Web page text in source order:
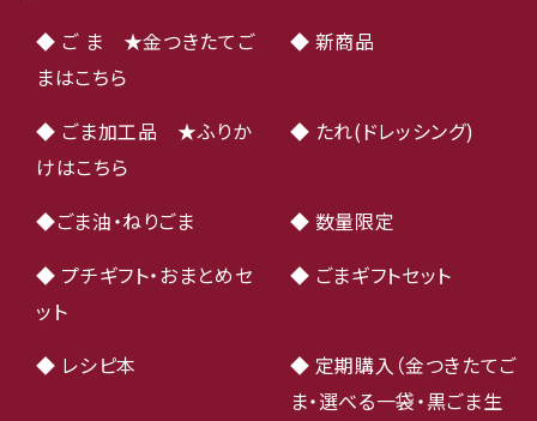
◆ ご ま ★金つきたてご
まはこちら
◆ 新商品
◆ ごま加工品 ★ふりか
けはこちら
◆ たれ(ドレッシング)
◆ごま油・ねりごま
◆ 数量限定
◆ プチギフト・おまとめセ
ット
◆ ごまギフトセット
◆ レシピ本
◆ 定期購入（金つきたてご
ま・選べる一袋・黒ごま生